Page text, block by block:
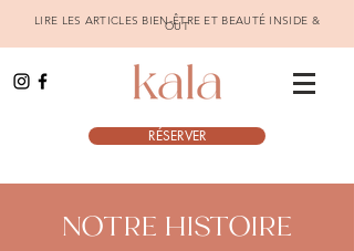
LIRE LES ARTICLES BIEN-ÊTRE ET BEAUTÉ INSIDE &
OUT
RÉSERVER
NOTRE HISTOIRE